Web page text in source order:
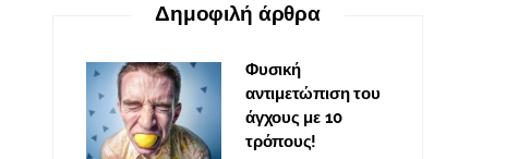
Δημοφιλή άρθρα
Φυσική
αντιμετώπιση του
άγχους με 10
τρόπους!